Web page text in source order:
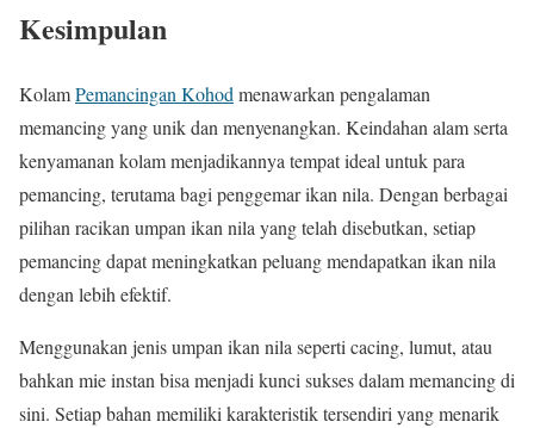
Kesimpulan
KolamPemancingan Kohod menawarkan pengalaman
memancing yang unik dan menyenangkan. Keindahan alam serta
kenyamanan kolam menjadikannya tempat ideal untuk para
pemancing, terutama bagi penggemar ikan nila. Dengan berbagai
pilihan racikan umpan ikan nila yang telah disebutkan, setiap
pemancing dapat meningkatkan peluang mendapatkan ikan nila
dengan lebih efektif.
Menggunakan jenis umpan ikan nila seperti cacing, lumut, atau
bahkan mie instan bisa menjadi kunci sukses dalam memancing di
sini. Setiap bahan memiliki karakteristik tersendiri yang menarik